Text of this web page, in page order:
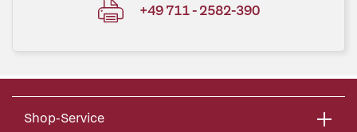
+49 711 - 2582-390
Shop-Service